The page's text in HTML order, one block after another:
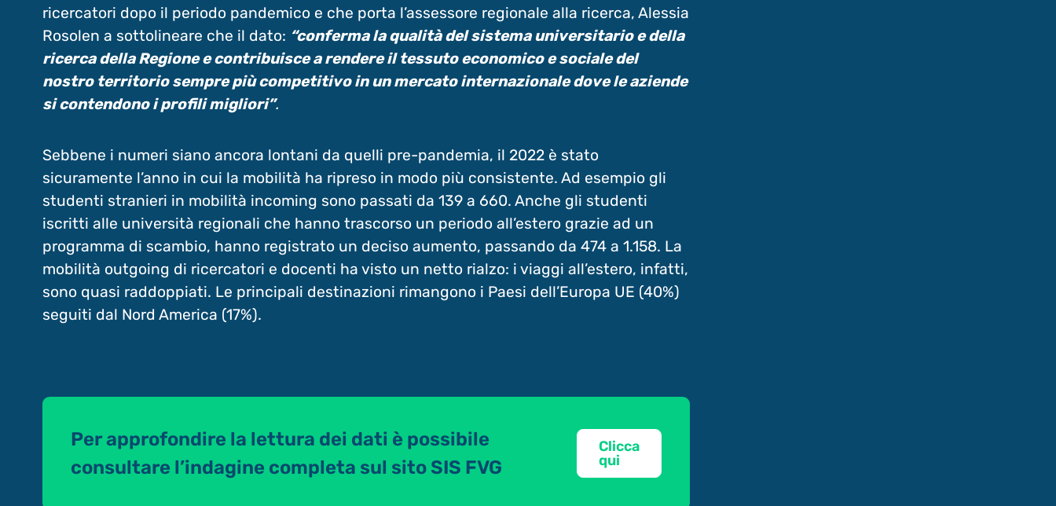
ricercatori dopo il periodo pandemico e che porta l’assessore regionale alla ricerca, Alessia
Rosolen a sottolineare che il dato: “conferma la qualità del sistema universitario e della
ricerca della Regione e contribuisce a rendere il tessuto economico e sociale del
nostro territorio sempre più competitivo in un mercato internazionale dove le aziende
si contendono i profili migliori”.
Sebbene i numeri siano ancora lontani da quelli pre-pandemia, il 2022 è stato
sicuramente l’anno in cui la mobilità ha ripreso in modo più consistente. Ad esempio gli
studenti stranieri in mobilità incoming sono passati da 139 a 660. Anche gli studenti
iscritti alle università regionali che hanno trascorso un periodo all’estero grazie ad un
programma di scambio, hanno registrato un deciso aumento, passando da 474 a 1.158. La
mobilità outgoing di ricercatori e docenti ha visto un netto rialzo: i viaggi all’estero, infatti,
sono quasi raddoppiati. Le principali destinazioni rimangono i Paesi dell’Europa UE (40%)
seguiti dal Nord America (17%).
Per approfondire la lettura dei dati è possibile
consultare l’indagine completa sul sito SIS FVG
Clicca
qui